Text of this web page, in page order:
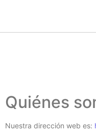
Quiénes
Nuestra dirección web es: